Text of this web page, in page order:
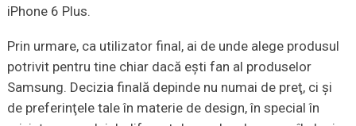
iPhone 6 Plus.
Prin urmare, ca utilizator final, ai de unde alege produsul
potrivit pentru tine chiar dacă eşti fan al produselor
Samsung. Decizia finală depinde nu numai de preţ, ci şi
de preferinţele tale în materie de design, în special în